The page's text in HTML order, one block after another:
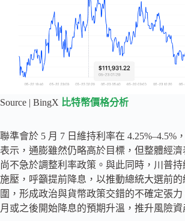
Source | BingX 比特幣價格分析
聯準會於 5 月 7 日維持利率在 4.25%–4.5%
表示，通膨雖然仍略高於目標，但整體經濟
尚不急於調整利率政策。與此同時，川普
施壓，呼籲提前降息，以推動總統大選前
圍，形成政治與貨幣政策交錯的不確定張力
月或之後開始降息的預期升溫，推升風險資